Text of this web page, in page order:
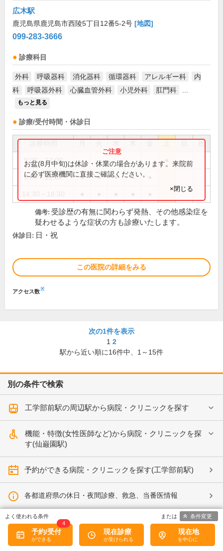
広木駅
鹿児島県鹿児島市西陵5丁目12番5-2号 [地図]
099-283-3666
診療科目
外科 呼吸器科 消化器科 循環器科 アレルギー科
内
科
呼吸器外科 心臓血管外科 小児外科 肛門科
もっと見る
診療/受付時間・休診日
祝
9:00～12:00
9:00～12:30 ● ● ● ●
お盆(8月中旬)は休診・休業の場合があります。来院前
に必ず医療機関に直接ご確認ください。
×閉じる
備考: 受診歴の有無に関わらず発熱、その他感染症を
疑わせるような症状の方も診療いたします。
休診日: 日・祝
この医院の詳細をみる
アクセス数※
次の1件を表示
1 2
駅から近い順に16件中、 1～15件
別の条件で検索
工学部前駅の周辺駅から病院・クリニックを探す
機能・特徴(女性医師など)から病院・クリニックを探
す(仙巌園駅)
予約ができる病院・クリニックを探す(工学部前駅)
各都道府県の休日・夜間診療、救急、当番医情報
予約/受付
4
現在診療 現在地
条件変更